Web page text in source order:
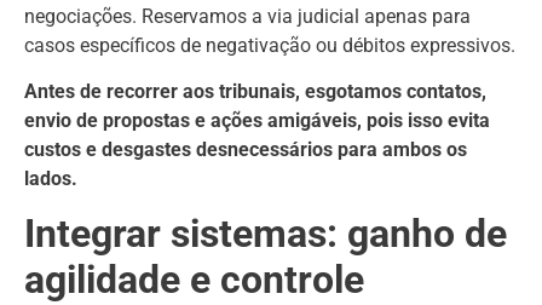
negociações. Reservamos a via judicial apenas para
casos específicos de negativação ou débitos expressivos.
Antes de recorrer aos tribunais, esgotamos contatos,
envio de propostas e ações amigáveis, pois isso evita
custos e desgastes desnecessários para ambos os
lados.
Integrar sistemas: ganho de
agilidade e controle